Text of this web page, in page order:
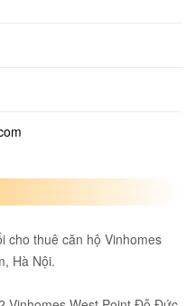
cho thuê căn hộ Vinhomes
Hà Nội.